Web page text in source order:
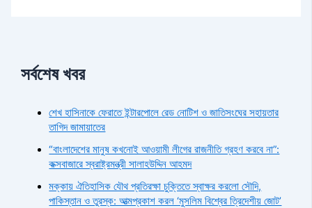
সর্বশেষ খবর
শেখ হাসিনাকে ফেরাতে ইন্টারপোলে রেড নোটিশ ও জাতিসংঘের সহায়তার
তাগিদ জামায়াতের
“বাংলাদেশের মানুষ কখনোই আওয়ামী লীগের রাজনীতি গ্রহণ করবে না”:
কক্সবাজারে স্বরাষ্ট্রমন্ত্রী সালাহউদ্দিন আহমদ
মক্কায় ঐতিহাসিক যৌথ প্রতিরক্ষা চুক্তিতে স্বাক্ষর করলো সৌদি,
পাকিস্তান ও তুরস্ক: আত্মপ্রকাশ করল ‘মুসলিম বিশ্বের ত্রিদেশীয় জোট’